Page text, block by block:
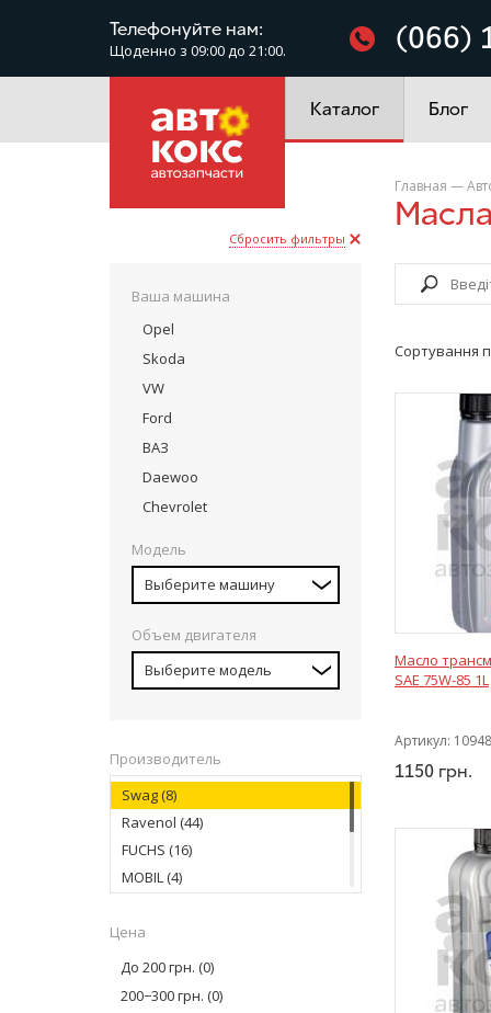
Телефонуйте нам:
Щоденно з 09:00 до 21:00. (066)
Каталог
Електроустаткування
Блог
Сбросить фильтры
Ваша машина
Opel
Skoda
VW
Ford
ВАЗ
Daewoo
Chevrolet
Модель
Выберите машину
Объем двигателя
Выберите модель
Производитель
Swag(8)
Ravenol (44)
FUCHS (16)
MOBIL(4)
LIQUI MOLY
FEBI BILSTEIN(1)
Castrol(7)
Цена
До 200 грн. (0)
200−300 грн. (0)
Главная —
Сортування
Масло
SAE 75W-85 1L
Артикул:
1150 грн.